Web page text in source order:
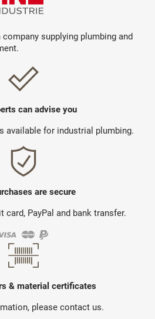
company supplying plumbing and
can advise you
available for industrial plumbing.
are secure
card, PayPal and bank transfer.
& material certificates
please contact us.